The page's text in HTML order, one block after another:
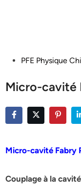
PostedPFE Physique
Micro-cavité
Micro-cavité Fabry
Couplage à la